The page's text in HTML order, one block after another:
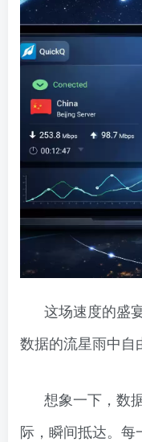
这场速度的盛
数据的流星雨中自
想象一下，数
际，瞬间抵达。每